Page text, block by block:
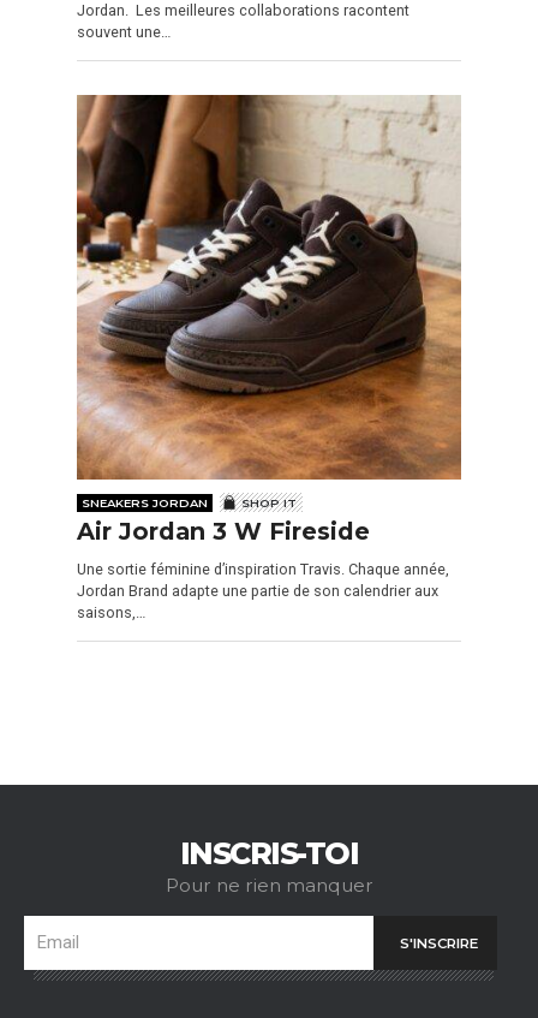
Jordan. Les meilleures collaborations racontent
souvent une…
SNEAKERS JORDAN SHOP IT
Air Jordan 3 W Fireside
Une sortie féminine d’inspiration Travis. Chaque année,
Jordan Brand adapte une partie de son calendrier aux
saisons,…
INSCRIS-TOI
Pour ne rien manquer